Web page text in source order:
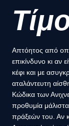
Απτόητος από
επικίνδυνο κι αν
κέφι και με
αταλάντευτη
Κώδικα των
προθυμία
πράξεών του. Αν